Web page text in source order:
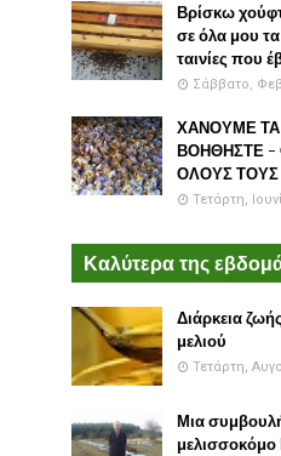
Βρίσκω
σε όλα μου τα
ταινίες που
Σάββατο,
ΧΑΝΟΥΜΕ ΤΑ
ΒΟΗΘΗΣΤΕ -
ΟΛΟΥΣ
Τετάρτη,
Καλύτερα της
Διάρκεια
μελιού
Τετάρτη,
Μια